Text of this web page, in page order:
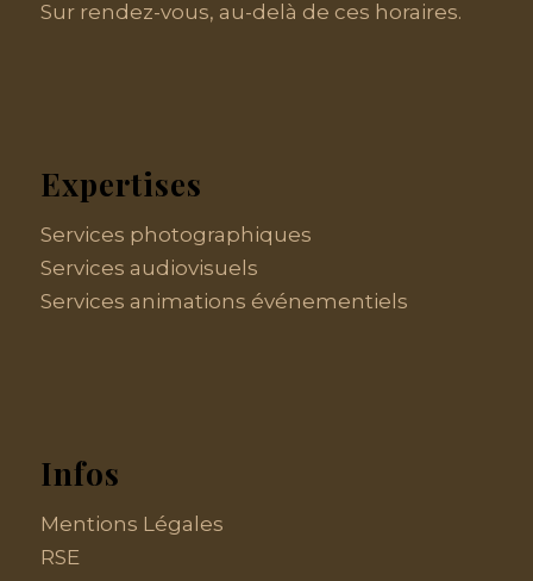
Sur rendez-vous, au-delà de ces horaires.
Expertises
Services photographiques
Services audiovisuels
Services animations événementiels
Infos
Mentions Légales
RSE